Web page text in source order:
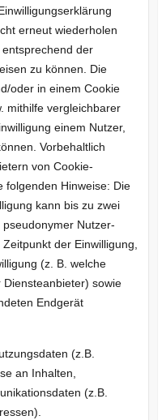
erneut wiederholen
der
zu können. Die
oder in einem Cookie
mithilfe vergleichbarer
einem Nutzer,
Vorbehaltlich
von Cookie-
folgenden Hinweise: Die
kann bis zu zwei
Nutzer-
der Einwilligung,
(z. B. welche
sowie
Endgerät
(z.B.
an Inhalten,
(z.B.